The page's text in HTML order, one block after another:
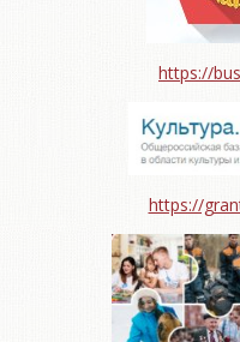
https://
https://